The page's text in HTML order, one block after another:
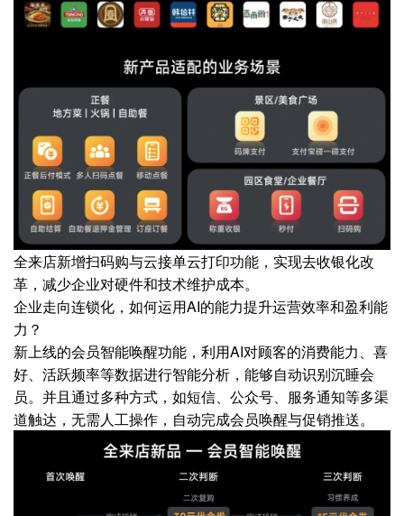
全来店新增扫码购与云接单云打印功能，实现去收银化改
革，减少企业对硬件和技术维护成本。
企业走向连锁化，如何运用AI的能力提升运营效率和盈利能
力？
新上线的会员智能唤醒功能，利用AI对顾客的消费能力、喜
好、活跃频率等数据进行智能分析，能够自动识别沉睡会
员。并且通过多种方式，如短信、公众号、服务通知等多渠
道触达，无需人工操作，自动完成会员唤醒与促销推送。